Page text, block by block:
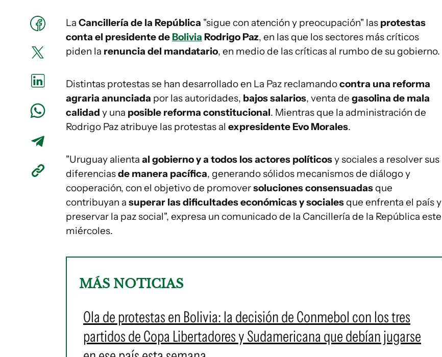
La Cancillería de la República "sigue con atención y preocupación" las protestas
conta el presidente de Bolivia Rodrigo Paz, en las que los sectores más críticos
piden la renuncia del mandatario, en medio de las críticas al rumbo de su gobierno.
Distintas protestas se han desarrollado en La Paz reclamandocontra una reforma
agraria anunciada por las autoridades, bajos salarios, venta de gasolina de mala
calidad y una posible reforma constitucional. Mientras que la administración de
Rodrigo Paz atribuye las protestas al expresidente Evo Morales.
"Uruguay alienta al gobierno y a todos los actores políticosy sociales a resolver sus
diferenciasde manera pacífica, generando sólidos mecanismos de diálogo y
cooperación, con el objetivo de promoversoluciones consensuadasque
contribuyan a superar las dificultades económicas y socialesque enfrenta el país y
preservar la paz social", expresa un comunicado de la Cancillería de la República este
miércoles.
MÁS NOTICIAS
Ola de protestas en Bolivia: la decisión de Conmebol con los tres
partidos de Copa Libertadores y Sudamericana que debían jugarse